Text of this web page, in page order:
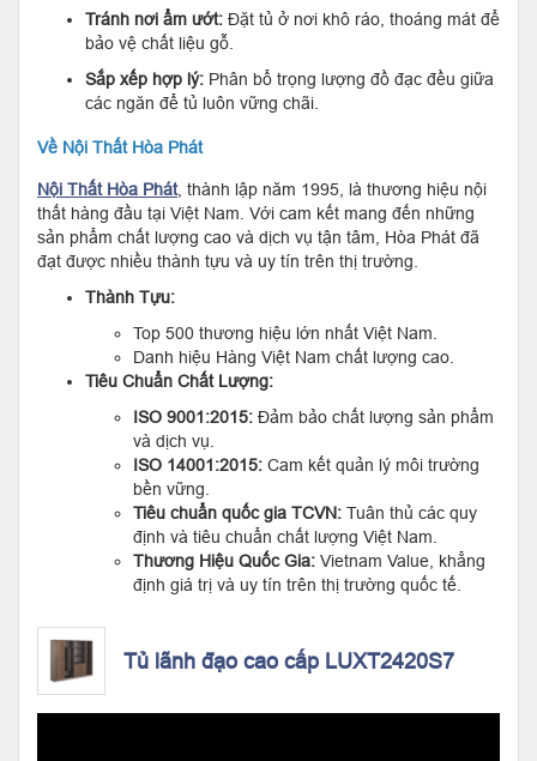
Tránh nơi ẩm ướt: Đặt tủ ở nơi khô ráo, thoáng mát để
bảo vệ chất liệu gỗ.
Sắp xếp hợp lý: Phân bổ trọng lượng đồ đạc đều giữa
các ngăn để tủ luôn vững chãi.
Về Nội Thất Hòa Phát
Nội Thất Hòa Phát, thành lập năm 1995, là thương hiệu nội
thất hàng đầu tại Việt Nam. Với cam kết mang đến những
sản phẩm chất lượng cao và dịch vụ tận tâm, Hòa Phát đã
đạt được nhiều thành tựu và uy tín trên thị trường.
Thành Tựu:
Top 500 thương hiệu lớn nhất Việt Nam.
Danh hiệu Hàng Việt Nam chất lượng cao.
Tiêu Chuẩn Chất Lượng:
ISO 9001:2015: Đảm bảo chất lượng sản phẩm
và dịch vụ.
ISO 14001:2015: Cam kết quản lý môi trường
bền vững.
Tiêu chuẩn quốc gia TCVN: Tuân thủ các quy
định và tiêu chuẩn chất lượng Việt Nam.
Thương Hiệu Quốc Gia: Vietnam Value, khẳng
định giá trị và uy tín trên thị trường quốc tế.
Tủ lãnh đạo cao cấp LUXT2420S7